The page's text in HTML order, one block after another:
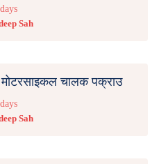
Sah
मोटरसाइकल चालक पक्राउ
Sah